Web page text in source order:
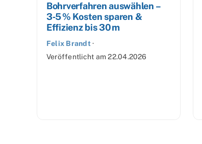
Bohrverfahren auswählen –
3‑5 % Kosten sparen &
Effizienz bis 30 m
Felix Brandt·
Veröffentlicht am22.04.2026